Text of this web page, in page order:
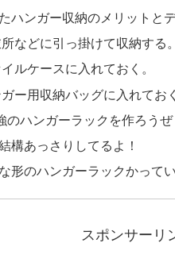
ハンガー収納のメリットと
などに引っ掛けて収納する。
ルケースに入れておく。
ー用収納バッグに入れておく
のハンガーラックを作ろうぜ
構あっさりしてるよ！
形のハンガーラックかって
スポンサーリ